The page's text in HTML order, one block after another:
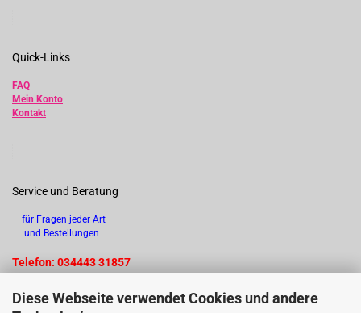
Diese Webseite verwendet Cookies und andere
Quick-Links
FAQ
Mein Konto
Kontakt
Service und Beratung
für Fragen jeder Art
und Bestellungen
Telefon: 034443 31857